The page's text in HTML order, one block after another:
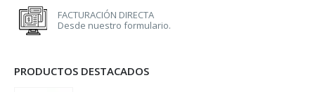
FACTURACIÓN DIRECTA
Desde nuestro formulario.
PRODUCTOS DESTACADOS